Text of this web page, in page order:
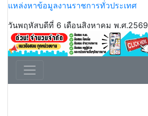
แหล่งหาข้อมูลงานราชการทั่วประเทศ
วันพฤหัสบดีที่ 6 เดือนสิงหาคม พ.ศ.2569